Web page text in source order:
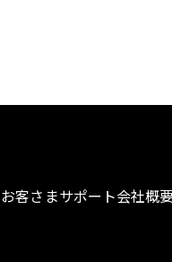
お客さまサポート会社概